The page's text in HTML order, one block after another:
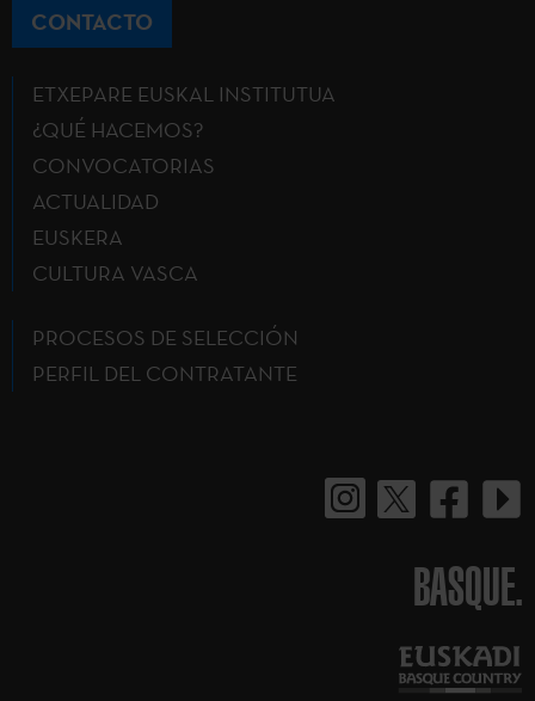
CONTACTO
ETXEPARE EUSKAL INSTITUTUA
¿QUÉ HACEMOS?
CONVOCATORIAS
ACTUALIDAD
EUSKERA
CULTURA VASCA
PROCESOS DE SELECCIÓN
PERFIL DEL CONTRATANTE
BASQUE.